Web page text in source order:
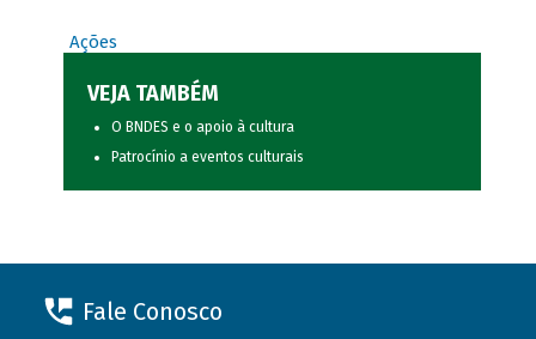
Ações
VEJA TAMBÉM
O BNDES e o apoio à cultura
Patrocínio a eventos culturais
Fale Conosco